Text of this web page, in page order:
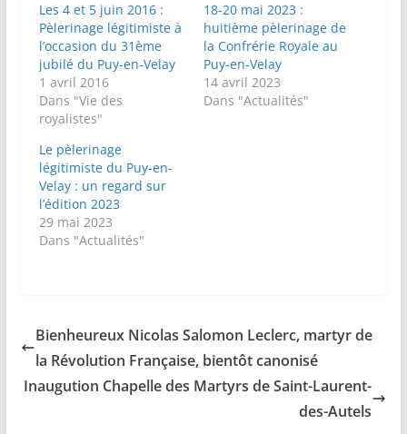
Les 4 et 5 juin 2016 :
Pèlerinage légitimiste à
l’occasion du 31ème
jubilé du Puy-en-Velay
1 avril 2016
Dans "Vie des
royalistes"
18-20 mai 2023 :
huitième pèlerinage de
la Confrérie Royale au
Puy-en-Velay
14 avril 2023
Dans "Actualités"
Le pèlerinage
légitimiste du Puy-en-
Velay : un regard sur
l’édition 2023
29 mai 2023
Dans "Actualités"
Bienheureux Nicolas Salomon Leclerc, martyr de
la Révolution Française, bientôt canonisé
Inaugution Chapelle des Martyrs de Saint-Laurent-
des-Autels